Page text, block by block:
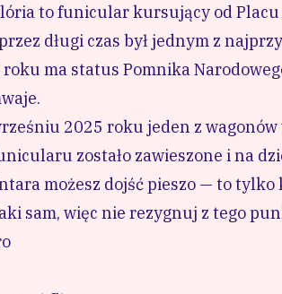
to funicular kursujący od
długi czas był jednym z
ma status Pomnika
2025 roku jeden z
zostało zawieszone i na
możesz dojść pieszo — to
sam, więc nie rezygnuj z tego